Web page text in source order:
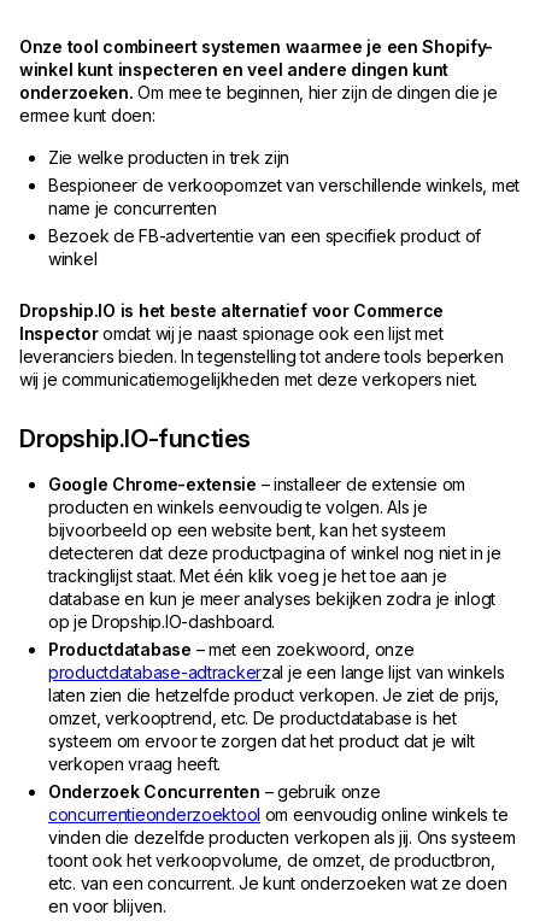
Onze tool combineert systemen waarmee je een Shopify-
winkel kunt inspecteren en veel andere dingen kunt
onderzoeken. Om mee te beginnen, hier zijn de dingen die je
ermee kunt doen:
Zie welke producten in trek zijn
Bespioneer de verkoopomzet van verschillende winkels, met
name je concurrenten
Bezoek de FB-advertentie van een specifiek product of
winkel
Dropship.IO is het beste alternatief voor Commerce
Inspectoromdat wij je naast spionage ook een lijst met
leveranciers bieden. In tegenstelling tot andere tools beperken
wij je communicatiemogelijkheden met deze verkopers niet.
Dropship.IO-functies
Google Chrome-extensie – installeer de extensie om
producten en winkels eenvoudig te volgen. Als je
bijvoorbeeld op een website bent, kan het systeem
detecteren dat deze productpagina of winkel nog niet in je
trackinglijst staat. Met één klik voeg je het toe aan je
database en kun je meer analyses bekijken zodra je inlogt
op je Dropship.IO-dashboard.
Productdatabase – met een zoekwoord, onze
productdatabase-adtrackerzal je een lange lijst van winkels
laten zien die hetzelfde product verkopen. Je ziet de prijs,
omzet, verkooptrend, etc. De productdatabase is het
systeem om ervoor te zorgen dat het product dat je wilt
verkopen vraag heeft.
Onderzoek Concurrenten – gebruik onze
concurrentieonderzoektool om eenvoudig online winkels te
vinden die dezelfde producten verkopen als jij. Ons systeem
toont ook het verkoopvolume, de omzet, de productbron,
etc. van een concurrent. Je kunt onderzoeken wat ze doen
en voor blijven.